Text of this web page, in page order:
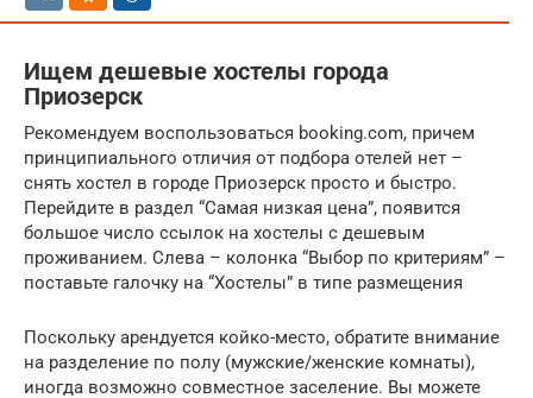
Ищем дешевые хостелы города
Приозерск
Рекомендуем воспользоваться booking.com, причем
принципиального отличия от подбора отелей нет –
снять хостел в городе Приозерск просто и быстро.
Перейдите в раздел “Самая низкая цена”, появится
большое число ссылок на хостелы с дешевым
проживанием. Слева – колонка “Выбор по критериям” –
поставьте галочку на “Хостелы” в типе размещения
Поскольку арендуется койко-место, обратите внимание
на разделение по полу (мужские/женские комнаты),
иногда возможно совместное заселение. Вы можете